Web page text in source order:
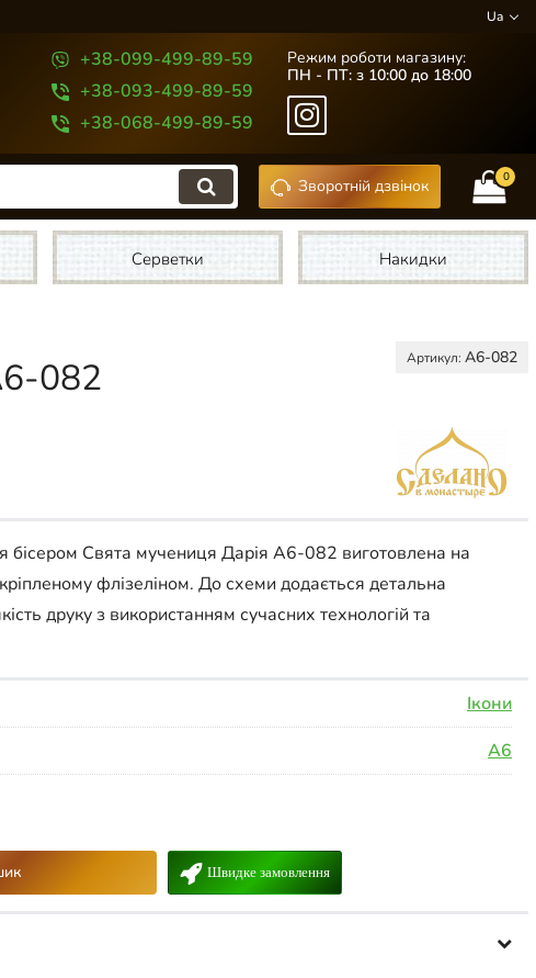
Ua
+38-099-499-89-59
+38-093-499-89-59
+38-068-499-89-59
Режим роботи магазину:
ПН - ПТ: з 10:00 до 18:00
Зворотній дзвінок 0
Серветки Накидки
082 Артикул: А6-082
Свята мучениця Дарія А6-082 виготовлена на
флізеліном. До схеми додається детальна
друку з використанням сучасних технологій та
Ікони
А6
Швидке замовлення